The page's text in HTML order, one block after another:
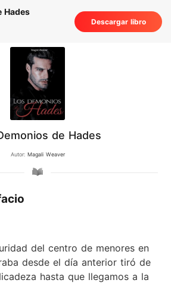
Hades
Descargar libro
de Hades
Autor: Magali Weaver
del centro de menores en
desde el día anterior tiró de
hasta que llegamos a la